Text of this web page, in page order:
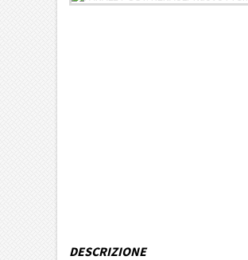
DESCRIZIONE